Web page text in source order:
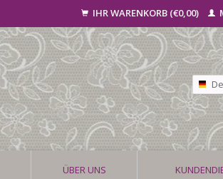
IHR WARENKORB (€0,00)
ÜBER UNS